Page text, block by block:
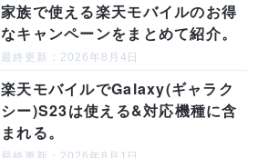
家族で使える楽天モバイルのお得
なキャンペーンをまとめて紹介。
最終更新：2026年8月4日
楽天モバイルでGalaxy(ギャラク
シー)S23は使える&対応機種に含
まれる。